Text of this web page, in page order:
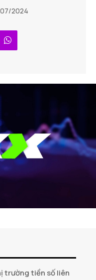
2024
trường tiền số liên